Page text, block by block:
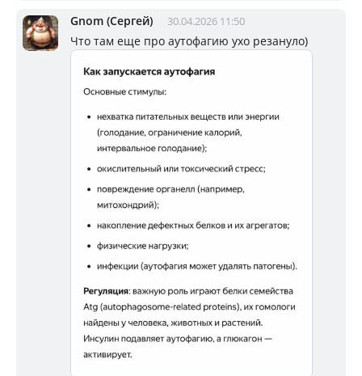
Gnom (Сергей) 30.04.2026 11:50
Что там еще про аутофагию ухо резануло)